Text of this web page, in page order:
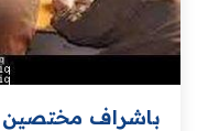
باشراف مختصين